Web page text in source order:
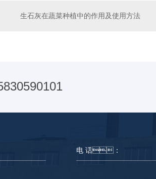
生石灰在蔬菜种植中的作用及使用方法